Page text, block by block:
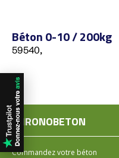
Béton 0-10 / 200kg
59540,
CHRONOBETON
Commandez votre béton